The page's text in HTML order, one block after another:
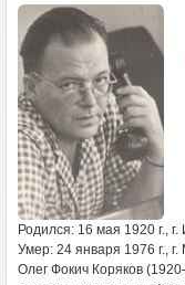
Родился: 16 мая 1920 г.,
Умер: 24 января 1976 г.,
Олег Фокич Коряков